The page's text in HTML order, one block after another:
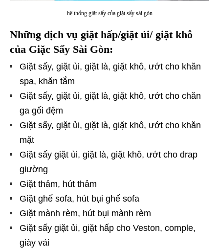
hệ thống giặt sấy của giặt sấy sài gòn
Những dịch vụ giặt hấp/giặt ủi/ giặt khô
của Giặc Sấy Sài Gòn:
Giặt sấy, giặt ủi, giặt là, giặt khô, ướt cho khăn
spa, khăn tắm
Giặt sấy, giặt ủi, giặt là, giặt khô, ướt cho chăn
ga gối đệm
Giặt sấy, giặt ủi, giặt là, giặt khô, ướt cho khăn
mặt
Giặt sấy giặt ủi, giặt là, giặt khô, ướt cho drap
giường
Giặt thảm, hút thảm
Giặt ghế sofa, hút bụi ghế sofa
Giặt mành rèm, hút bụi mành rèm
Giặt sấy giặt ủi, giặt hấp cho Veston, comple,
giày vải